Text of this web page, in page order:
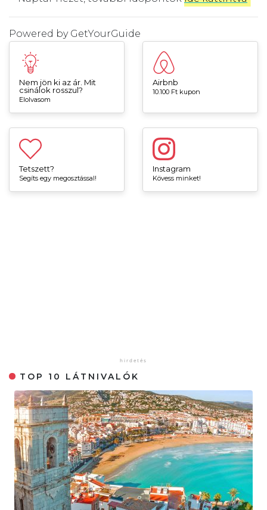
Powered by GetYourGuide
Nem jön ki az ár. Mit
csinálok rosszul?
Elolvasom
Airbnb
10.100 Ft kupon
Tetszett?
Segíts egy megosztással!
Instagram
Kövess minket!
TOP 10 LÁTNIVALÓK